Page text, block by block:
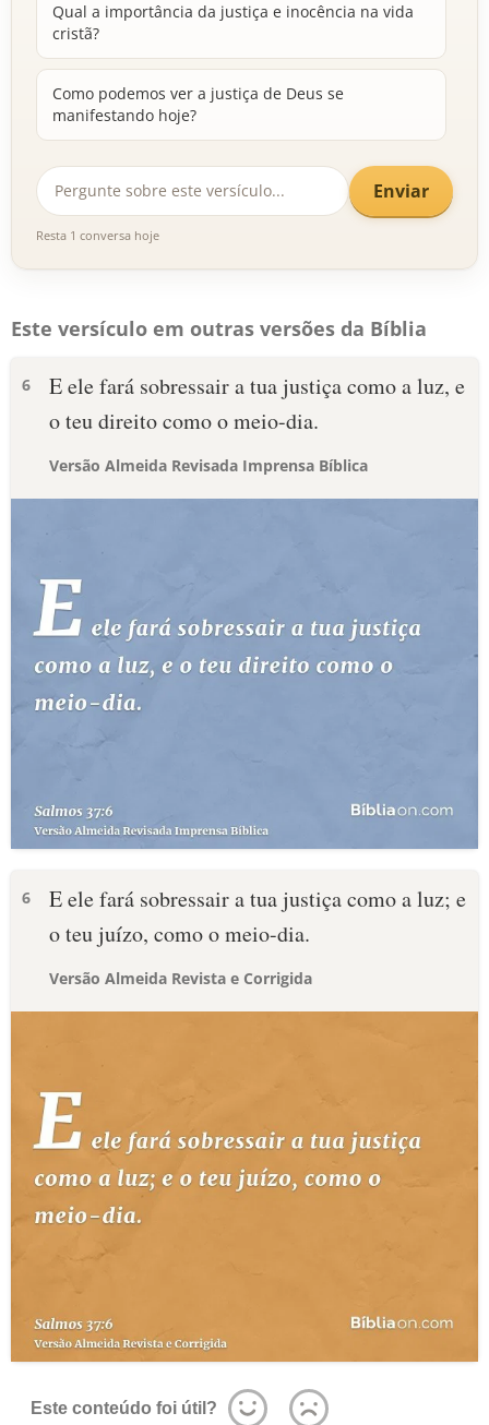
Qual a importância da justiça e inocência na vida
cristã?
Como podemos ver a justiça de Deus se
manifestando hoje?
Enviar
Resta 1 conversa hoje
Este versículo em outras versões da Bíblia
6
E ele fará sobressair a tua justiça como a luz, e
o teu direito como o meio-dia.
Versão Almeida Revisada Imprensa Bíblica
6
E ele fará sobressair a tua justiça como a luz; e
o teu juízo, como o meio-dia.
Versão Almeida Revista e Corrigida
Este conteúdo foi útil?